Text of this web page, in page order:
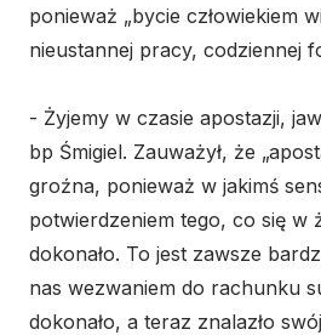
ponieważ „bycie człowiekiem
nieustannej pracy, codziennej
- Żyjemy w czasie apostazji,
bp Śmigiel. Zauważył, że
groźna, ponieważ w jakimś
potwierdzeniem tego, co się w
dokonało. To jest zawsze
nas wezwaniem do rachunku
dokonało, a teraz znalazło